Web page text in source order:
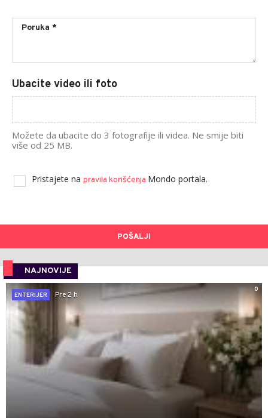
Ubacite video ili foto
Možete da ubacite do 3 fotografije ili videa. Ne smije biti
više od 25 MB.
Pristajete na pravila korišćenja Mondo portala.
POŠALJI
NAJNOVIJE
0
ENTERIJER
Pre 2 h